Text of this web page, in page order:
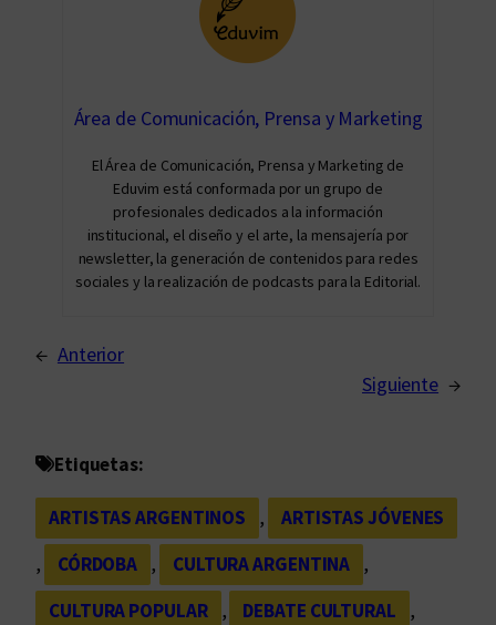
Área de Comunicación, Prensa y Marketing
El Área de Comunicación, Prensa y Marketing de
Eduvim está conformada por un grupo de
profesionales dedicados a la información
institucional, el diseño y el arte, la mensajería por
newsletter, la generación de contenidos para redes
sociales y la realización de podcasts para la Editorial.
← Anterior
Siguiente →
Etiquetas:
ARTISTAS ARGENTINOS ,
ARTISTAS JÓVENES
,
CÓRDOBA , CULTURA ARGENTINA
,
CULTURA POPULAR
, DEBATE CULTURAL
,